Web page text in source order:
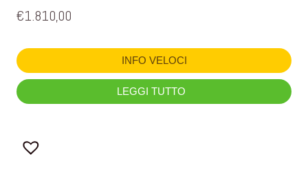
€1.810,00
INFO VELOCI
LEGGI TUTTO